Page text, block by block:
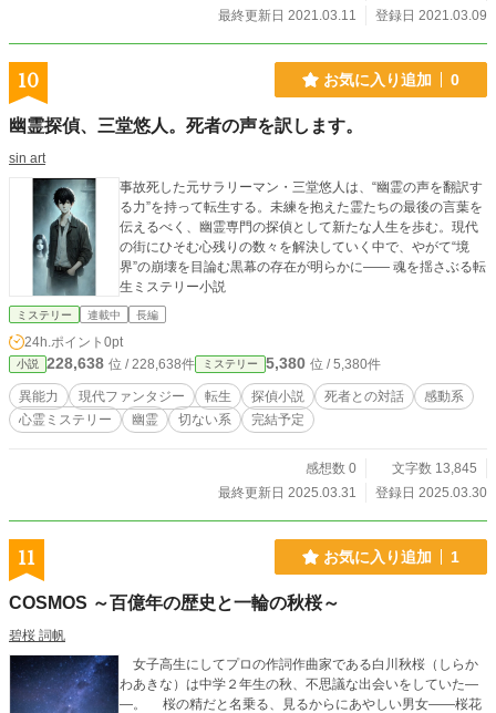
最終更新日 2021.03.11
登録日 2021.03.09
10 お気に入り追加 0
幽霊探偵、三堂悠人。死者の声を訳します。
sin art
事故死した元サラリーマン・三堂悠人は、“幽霊の声を翻訳す
る力”を持って転生する。未練を抱えた霊たちの最後の言葉を
伝えるべく、幽霊専門の探偵として新たな人生を歩む。現代
の街にひそむ心残りの数々を解決していく中で、やがて“境
界”の崩壊を目論む黒幕の存在が明らかに―― 魂を揺さぶる転
生ミステリー小説
ミステリー 連載中 長編
24h.ポイント 0pt
小説 228,638 位 / 228,638件 ミステリー 5,380 位 / 5,380件
異能力 現代ファンタジー 転生 探偵小説 死者との対話
感動系
心霊ミステリー
幽霊 切ない系 完結予定
感想数 0
文字数 13,845
最終更新日 2025.03.31
登録日 2025.03.30
11 お気に入り追加 1
COSMOS ～百億年の歴史と一輪の秋桜～
碧桜 詞帆
女子高生にしてプロの作詞作曲家である白川秋桜（しらか
わあきな）は中学２年生の秋、不思議な出会いをしていた―
―。 桜の精だと名乗る、見るからにあやしい男女――桜花